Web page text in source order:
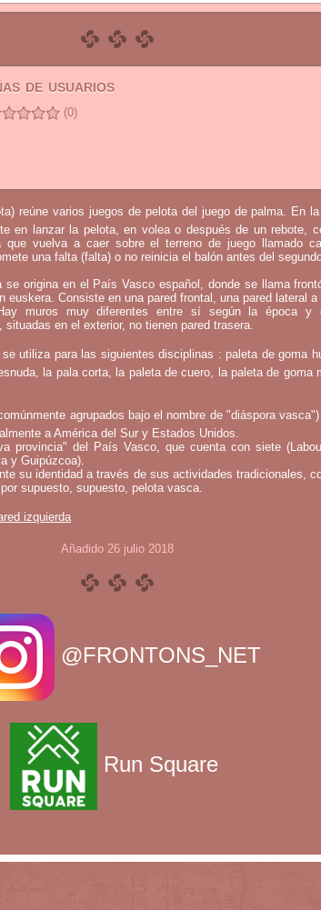
de usuarios
(0)
reúne varios juegos de pelota del juego de palma. En
en lanzar la pelota, en volea o después de un rebote,
que vuelva a caer sobre el terreno de juego llamado
una falta (falta) o no reinicia el balón antes del
se origina en el País Vasco español, donde se llama
euskera. Consiste en una pared frontal, una pared lateral
muros muy diferentes entre sí según la época
en el exterior, no tienen pared trasera.
utiliza para las siguientes disciplinas : paleta de goma
la pala corta, la paleta de cuero, la paleta de goma
agrupados bajo el nombre de "diáspora vasca")
a América del Sur y Estados Unidos.
provincia" del País Vasco, que cuenta con siete
y Guipúzcoa).
su identidad a través de sus actividades tradicionales,
supuesto, supuesto, pelota vasca.
izquierda
Añadido 26 julio 2018
@FRONTONS_NET
Run Square